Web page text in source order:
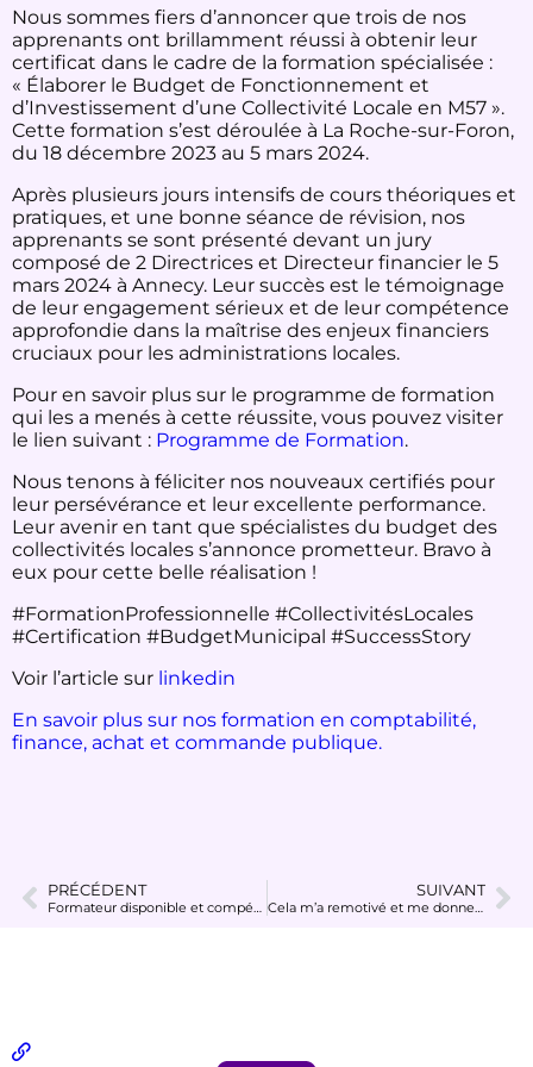
Nous sommes fiers d’annoncer que trois de nos
apprenants ont brillamment réussi à obtenir leur
certificat dans le cadre de la formation spécialisée :
« Élaborer le Budget de Fonctionnement et
d’Investissement d’une Collectivité Locale en M57 ».
Cette formation s’est déroulée à La Roche-sur-Foron,
du 18 décembre 2023 au 5 mars 2024.
Après plusieurs jours intensifs de cours théoriques et
pratiques, et une bonne séance de révision, nos
apprenants se sont présenté devant un jury
composé de 2 Directrices et Directeur financier le 5
mars 2024 à Annecy. Leur succès est le témoignage
de leur engagement sérieux et de leur compétence
approfondie dans la maîtrise des enjeux financiers
cruciaux pour les administrations locales.
Pour en savoir plus sur le programme de formation
qui les a menés à cette réussite, vous pouvez visiter
le lien suivant : Programme de Formation.
Nous tenons à féliciter nos nouveaux certifiés pour
leur persévérance et leur excellente performance.
Leur avenir en tant que spécialistes du budget des
collectivités locales s’annonce prometteur. Bravo à
eux pour cette belle réalisation !
#FormationProfessionnelle #CollectivitésLocales
#Certification #BudgetMunicipal #SuccessStory
Voir l’article sur linkedin
En savoir plus sur nos formation en comptabilité,
finance, achat et commande publique.
PRÉCÉDENT SUIVANT